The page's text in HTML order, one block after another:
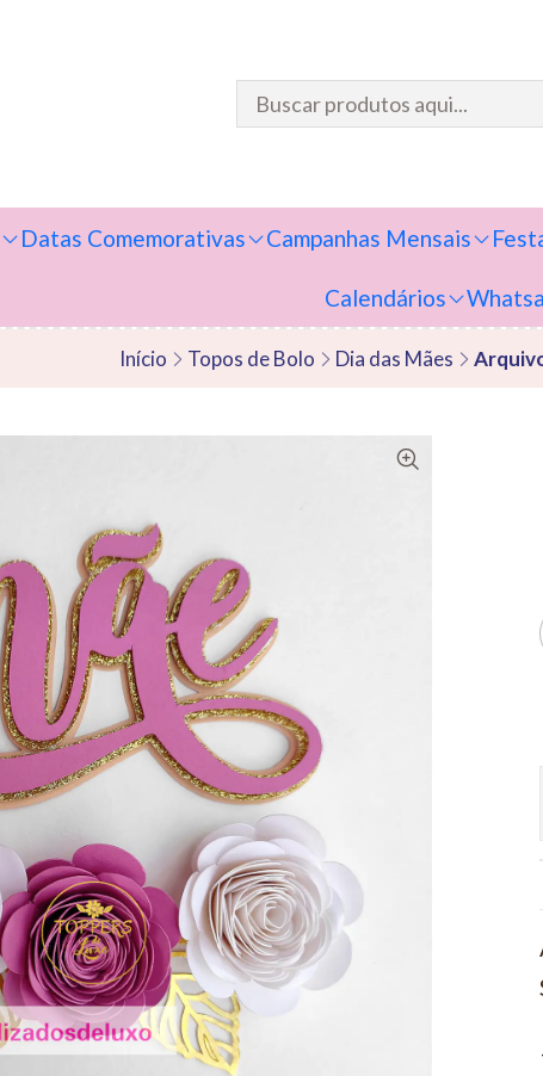
Datas Comemorativas Campanhas Mensais
Calendários
Início Topos de Bolo Dia das Mães